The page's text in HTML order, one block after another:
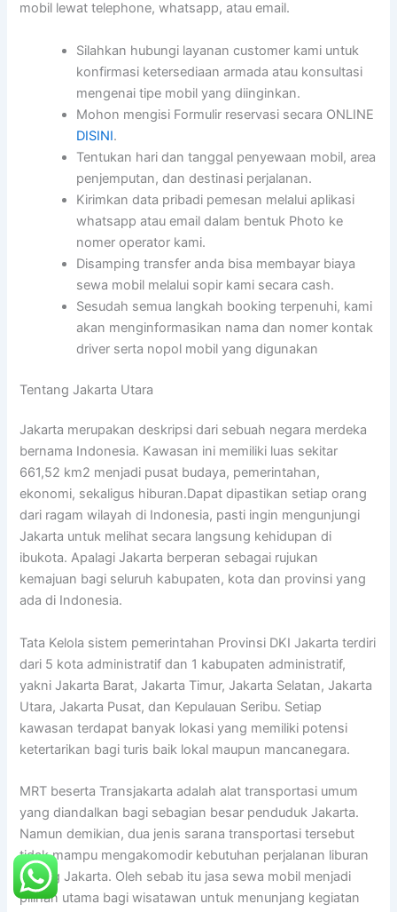
mobil lewat telephone, whatsapp, atau email.
Silahkan hubungi layanan customer kami untuk
konfirmasi ketersediaan armada atau konsultasi
mengenai tipe mobil yang diinginkan.
Mohon mengisi Formulir reservasi secara ONLINE
DISINI.
Tentukan hari dan tanggal penyewaan mobil, area
penjemputan, dan destinasi perjalanan.
Kirimkan data pribadi pemesan melalui aplikasi
whatsapp atau email dalam bentuk Photo ke
nomer operator kami.
Disamping transfer anda bisa membayar biaya
sewa mobil melalui sopir kami secara cash.
Sesudah semua langkah booking terpenuhi, kami
akan menginformasikan nama dan nomer kontak
driver serta nopol mobil yang digunakan
Tentang Jakarta Utara
Jakarta merupakan deskripsi dari sebuah negara merdeka
bernama Indonesia. Kawasan ini memiliki luas sekitar
661,52 km2 menjadi pusat budaya, pemerintahan,
ekonomi, sekaligus hiburan.Dapat dipastikan setiap orang
dari ragam wilayah di Indonesia, pasti ingin mengunjungi
Jakarta untuk melihat secara langsung kehidupan di
ibukota. Apalagi Jakarta berperan sebagai rujukan
kemajuan bagi seluruh kabupaten, kota dan provinsi yang
ada di Indonesia.
Tata Kelola sistem pemerintahan Provinsi DKI Jakarta terdiri
dari 5 kota administratif dan 1 kabupaten administratif,
yakni Jakarta Barat, Jakarta Timur, Jakarta Selatan, Jakarta
Utara, Jakarta Pusat, dan Kepulauan Seribu. Setiap
kawasan terdapat banyak lokasi yang memiliki potensi
ketertarikan bagi turis baik lokal maupun mancanegara.
MRT beserta Transjakarta adalah alat transportasi umum
yang diandalkan bagi sebagian besar penduduk Jakarta.
Namun demikian, dua jenis sarana transportasi tersebut
tidak mampu mengakomodir kebutuhan perjalanan liburan
keliling Jakarta. Oleh sebab itu jasa sewa mobil menjadi
pilihan utama bagi wisatawan untuk menunjang kegiatan